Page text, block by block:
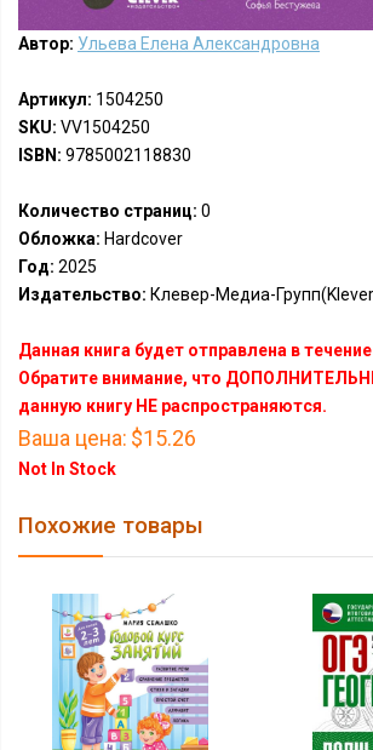
Автор: Ульева Елена Александровна
Артикул: 1504250
SKU: VV1504250
ISBN: 9785002118830
Количество страниц: 0
Обложка: Hardcover
Год: 2025
Издательство: Клевер-Медиа-
Данная книга будет отправлена в
Обратите внимание, что
данную книгу НЕ распространяются.
Ваша цена: $15.26
Not In Stock
Похожие товары